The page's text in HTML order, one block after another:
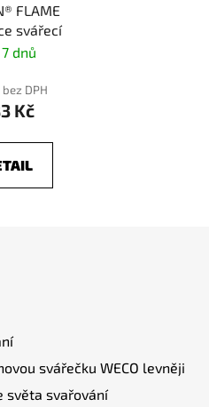
FLAME
svářecí
dnů
bez DPH
Kč
svářečku WECO levněji
světa svařování